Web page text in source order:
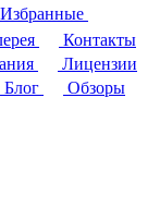
Избранные
Контакты
Лицензии
Блог
Обзоры